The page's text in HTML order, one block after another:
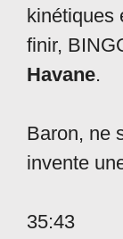
kinétiques
finir,
Havane.
Baron, ne
invente
35:43